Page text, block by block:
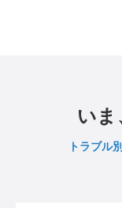
い
トラブル